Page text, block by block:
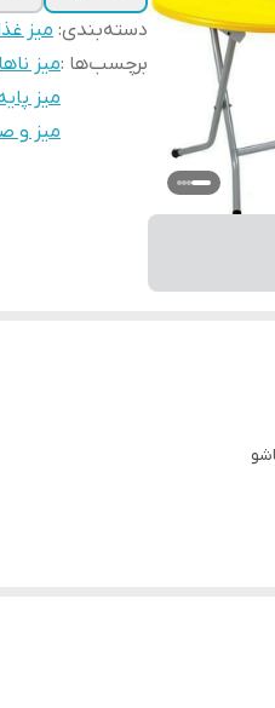
دسته‌بندی: میز
برچسب‌ها :میز
میز
میز و